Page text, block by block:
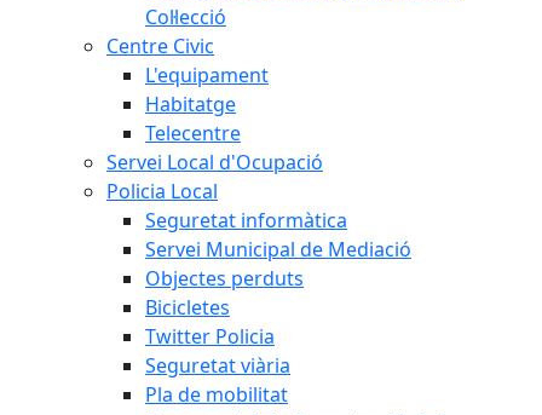
Col·lecció
Centre Civic
L'equipament
Habitatge
Telecentre
Servei Local d'Ocupació
Policia Local
Seguretat informàtica
Servei Municipal de Mediació
Objectes perduts
Bicicletes
Twitter Policia
Seguretat viària
Pla de mobilitat